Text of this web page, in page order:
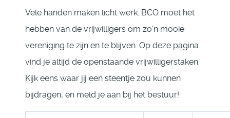
Vele handen maken licht werk. BCO moet het
hebben van de vrijwilligers om zo'n mooie
vereniging te zijn en te blijven. Op deze pagina
vind je altijd de openstaande vrijwilligerstaken.
Kijk eens waar jij een steentje zou kunnen
bijdragen, en meld je aan bij het bestuur!